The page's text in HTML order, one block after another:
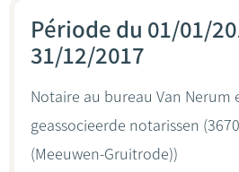
Période du 01/01/
31/12/2017
Notaire au bureau Van Nerum
geassocieerde notarissen
(Meeuwen-Gruitrode))